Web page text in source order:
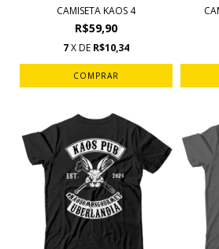
CAMISETA KAOS 4
R$59,90
7X DE R$10,34
COMPRAR